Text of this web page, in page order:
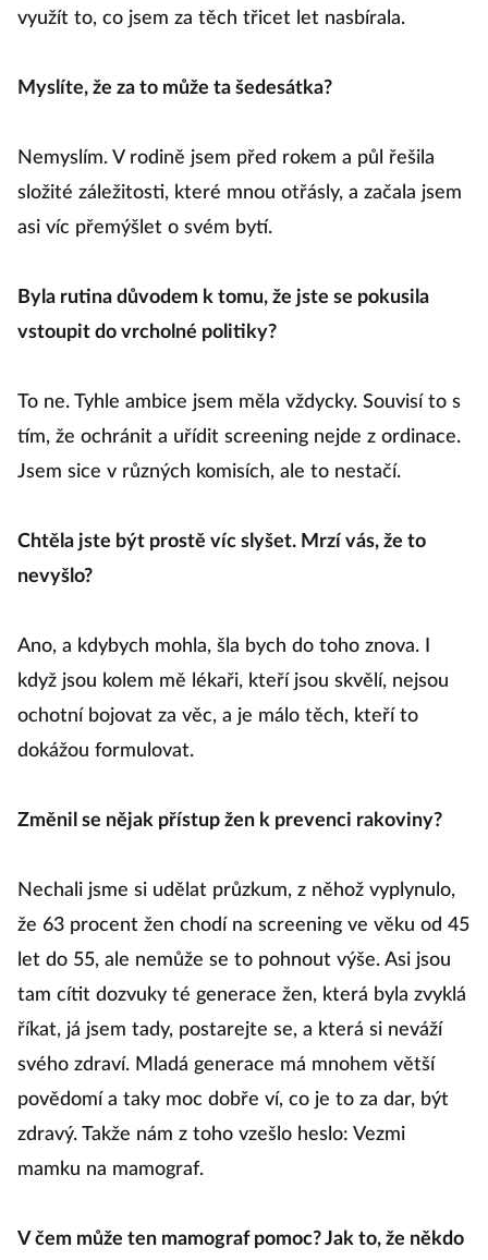
využít to, co jsem za těch třicet let nasbírala.
Myslíte, že za to může ta šedesátka?
Nemyslím. V rodině jsem před rokem a půl řešila
složité záležitosti, které mnou otřásly, a začala jsem
asi víc přemýšlet o svém bytí.
Byla rutina důvodem k tomu, že jste se pokusila
vstoupit do vrcholné politiky?
To ne. Tyhle ambice jsem měla vždycky. Souvisí to s
tím, že ochránit a uřídit screening nejde z ordinace.
Jsem sice v různých komisích, ale to nestačí.
Chtěla jste být prostě víc slyšet. Mrzí vás, že to
nevyšlo?
Ano, a kdybych mohla, šla bych do toho znova. I
když jsou kolem mě lékaři, kteří jsou skvělí, nejsou
ochotní bojovat za věc, a je málo těch, kteří to
dokážou formulovat.
Změnil se nějak přístup žen k prevenci rakoviny?
Nechali jsme si udělat průzkum, z něhož vyplynulo,
že 63 procent žen chodí na screening ve věku od 45
let do 55, ale nemůže se to pohnout výše. Asi jsou
tam cítit dozvuky té generace žen, která byla zvyklá
říkat, já jsem tady, postarejte se, a která si neváží
svého zdraví. Mladá generace má mnohem větší
povědomí a taky moc dobře ví, co je to za dar, být
zdravý. Takže nám z toho vzešlo heslo: Vezmi
mamku na mamograf.
V čem může ten mamograf pomoc? Jak to, že někdo